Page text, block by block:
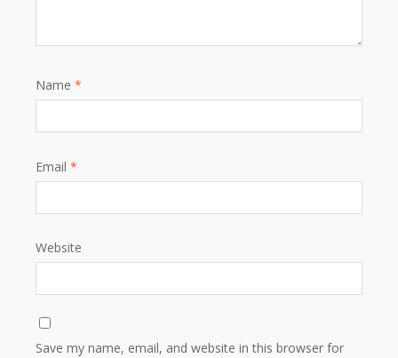
Name *
Email *
Website
Save my name, email, and website in this browser for